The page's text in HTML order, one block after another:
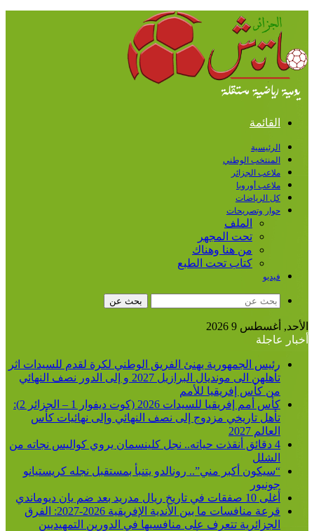
القائمة
الرئيسية
المنتخب الوطني
ملاعب الجزائر
ملاعب أوروبا
كل الرياضات
حوار وتصريحات
الملف
تحت المجهر
من هنا وهناك
كتاب تحت الطبع
فيديو
بحث عن
الأحد, أغسطس 9 2026
أخبار عاجلة
رئيس الجمهورية يهنئ الفريق الوطني لكرة لقدم للسيدات اثر
تأهلهن الى مونديال البرازيل 2027 و إلى الدور نصف النهائي
من كأس إفريقيا للأمم
كأس أمم إفريقيا للسيدات 2026 (كوت ديفوار 1 – الجزائر 2):
تأهل تاريخي مزدوج إلى نصف النهائي وإلى نهائيات كأس
العالم 2027
4 دقائق أنقذت حياته.. نجل كلينسمان يروي كواليس نجاته من
الشلل
“سيكون أكبر مني”.. رونالدو يتنبأ بمستقبل نجله كريستيانو
جونيور
أغلى 10 صفقات في تاريخ ريال مدريد بعد ضم يان ديوماندي
قرعة منافسات ما بين الأندية الإفريقية 2026-2027: الفرق
الجزائرية تتعرف على منافسيها في الدورين التمهيديين